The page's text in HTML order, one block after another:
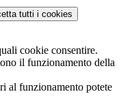
tutti i cookies
cookie consentire.
il funzionamento della
al funzionamento potete